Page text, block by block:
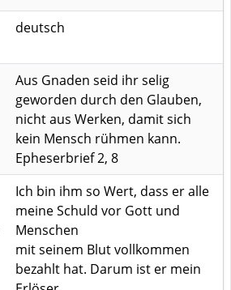
deutsch
Aus Gnaden seid ihr selig
geworden durch den Glauben,
nicht aus Werken, damit sich
kein Mensch rühmen kann.
Epheserbrief 2, 8
Ich bin ihm so Wert, dass er alle
meine Schuld vor Gott und
Menschen
mit seinem Blut vollkommen
bezahlt hat. Darum ist er mein